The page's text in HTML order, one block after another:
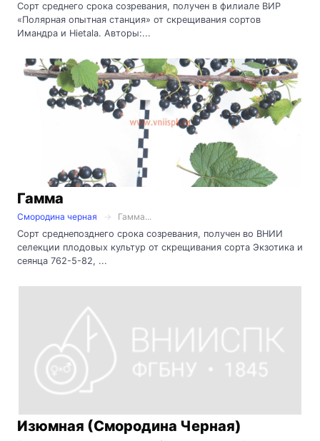
Сорт среднего срока созревания, получен в филиале ВИР
«Полярная опытная станция» от скрещивания сортов
Имандра и Hietala. Авторы:...
Гамма
Смородина черная
Гамма...
Сорт среднепозднего срока созревания, получен во ВНИИ
селекции плодовых культур от скрещивания сорта Экзотика и
сеянца 762-5-82, ...
Изюмная (Смородина Черная)